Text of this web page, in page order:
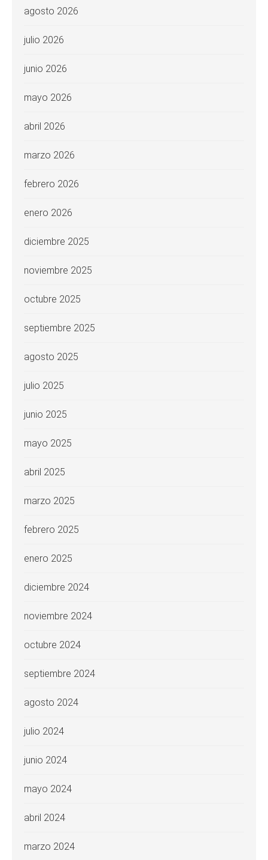
agosto 2026
julio 2026
junio 2026
mayo 2026
abril 2026
marzo 2026
febrero 2026
enero 2026
diciembre 2025
noviembre 2025
octubre 2025
septiembre 2025
agosto 2025
julio 2025
junio 2025
mayo 2025
abril 2025
marzo 2025
febrero 2025
enero 2025
diciembre 2024
noviembre 2024
octubre 2024
septiembre 2024
agosto 2024
julio 2024
junio 2024
mayo 2024
abril 2024
marzo 2024